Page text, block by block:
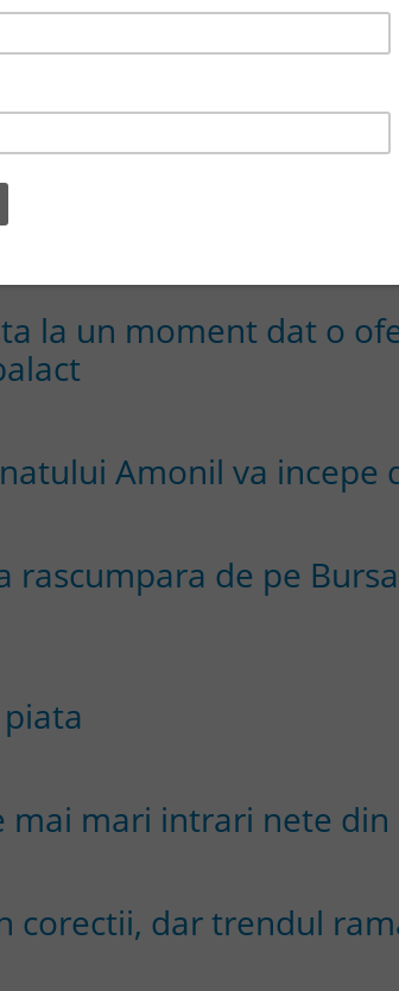
general al
la un moment dat o
Amonil va incepe
rascumpara de pe
mari intrari nete din
corectii, dar trendul